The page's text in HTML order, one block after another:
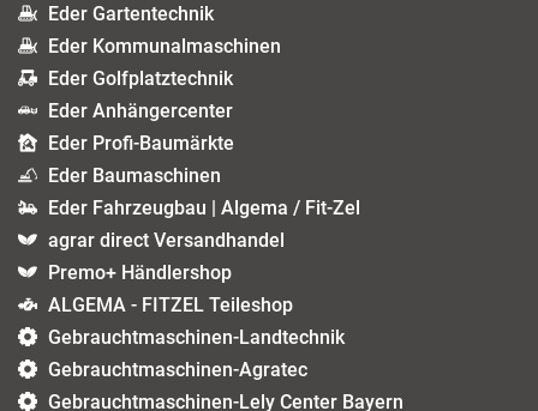
Eder Gartentechnik
Eder Kommunalmaschinen
Eder Golfplatztechnik
Eder Anhängercenter
Eder Profi-Baumärkte
Eder Baumaschinen
Eder Fahrzeugbau | Algema / Fit-Zel
agrar direct Versandhandel
Premo+ Händlershop
ALGEMA - FITZEL Teileshop
Gebrauchtmaschinen-Landtechnik
Gebrauchtmaschinen-Agratec
Gebrauchtmaschinen-Lely Center Bayern